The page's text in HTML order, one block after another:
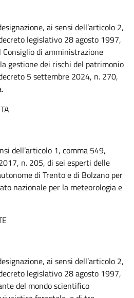
ai sensi dell’articolo 2,
legislativo 28 agosto 1997,
di amministrazione
gestione dei rischi del patrimonio
5 settembre 2024, n. 270,
dell’articolo 1, comma 549,
n. 205, di sei esperti delle
di Trento e di Bolzano per
nazionale per la meteorologia e
ai sensi dell’articolo 2,
legislativo 28 agosto 1997,
del mondo scientifico